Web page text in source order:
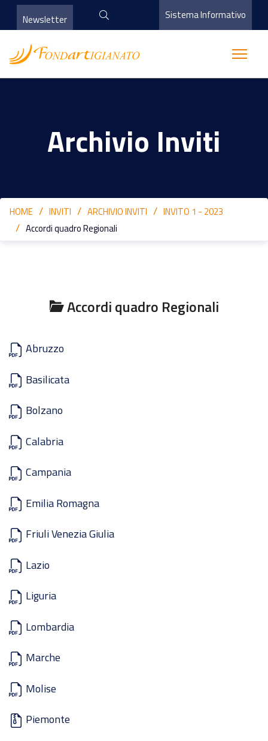
Newsletter Sistema Informativo
Archivio Inviti
HOME INVITI ARCHIVIO INVITI
INVITO 1 - 2023
Accordi quadro Regionali
Accordi quadro Regionali
Abruzzo
Basilicata
Bolzano
Calabria
Campania
Emilia Romagna
Friuli Venezia Giulia
Lazio
Liguria
Lombardia
Marche
Molise
Piemonte